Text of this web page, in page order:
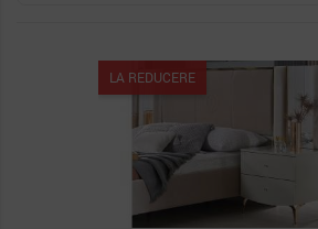
LA REDUCERE